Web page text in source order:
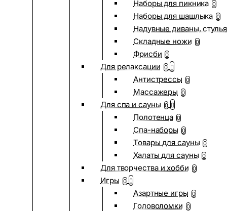
Наборы для пикника 0
Наборы для шашлыка 0
Надувные диваны, стулья
Складные ножи 0
Фрисби 0
Для релаксации 0
Антистрессы 0
Массажеры 0
Для спа и сауны 0
Полотенца 0
Спа-наборы 0
Товары для сауны 0
Халаты для сауны 0
Для творчества и хобби 0
Игры 0
Азартные игры 0
Головоломки 0